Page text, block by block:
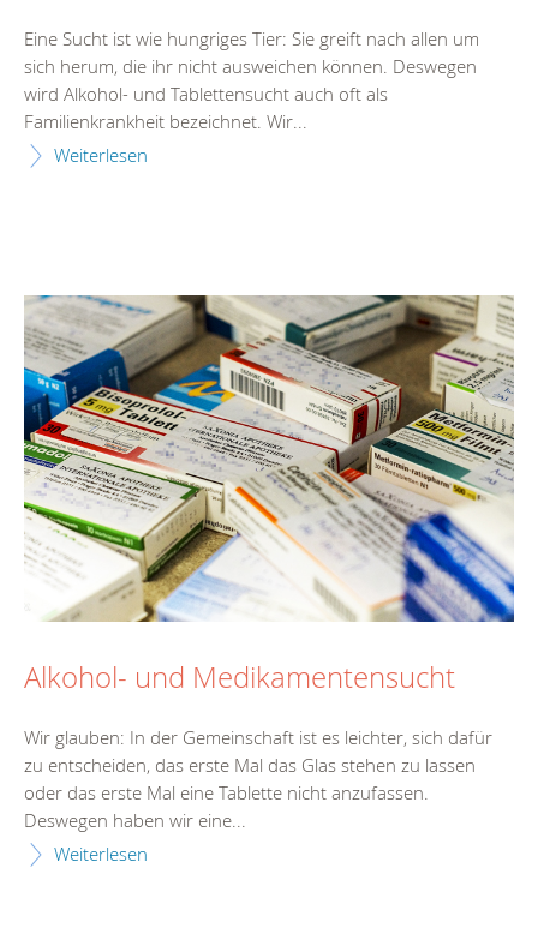
Eine Sucht ist wie hungriges Tier: Sie greift nach allen um
sich herum, die ihr nicht ausweichen können. Deswegen
wird Alkohol- und Tablettensucht auch oft als
Familienkrankheit bezeichnet. Wir...
Weiterlesen
Alkohol- und Medikamentensucht
Wir glauben: In der Gemeinschaft ist es leichter, sich dafür
zu entscheiden, das erste Mal das Glas stehen zu lassen
oder das erste Mal eine Tablette nicht anzufassen.
Deswegen haben wir eine...
Weiterlesen